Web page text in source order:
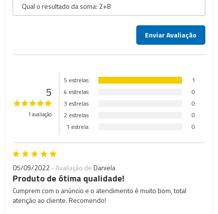
5
1 avaliação
5 estrelas
1
4 estrelas
0
3 estrelas
0
2 estrelas
0
1 estrela
0
05/09/2022- Avaliação deDaniela
Produto de ótima qualidade!
Cumprem com o anúncio e o atendimento é muito bom, total
atenção ao cliente. Recomendo!